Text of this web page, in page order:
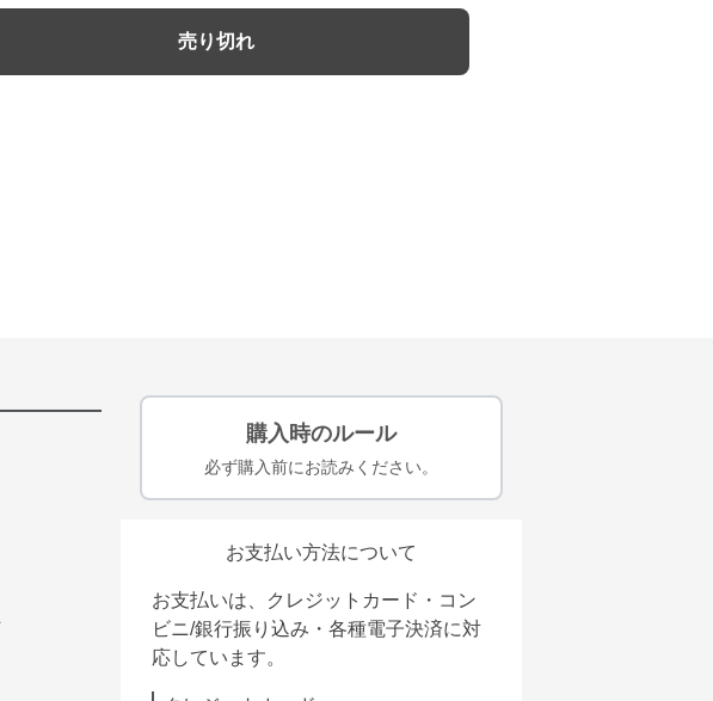
売り切れ
購入時のルール
必ず購入前にお読みください。
お支払い方法について
お支払いは、クレジットカード・コン
ビニ/銀行振り込み・各種電子決済に対
応しています。